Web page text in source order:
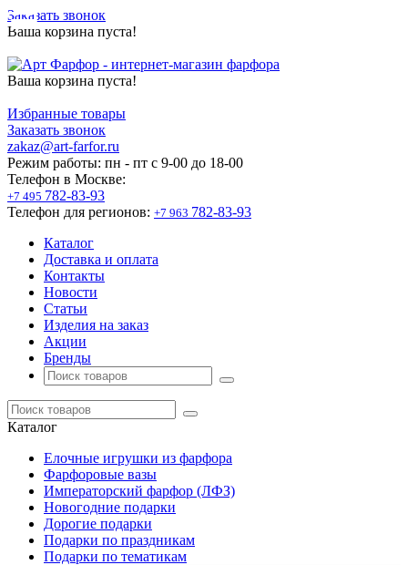
Заказать звонок
Ваша корзина пуста!
Ваша корзина пуста!
Избранные товары
Заказать звонок
zakaz@art-farfor.ru
Режим работы: пн - пт c 9-00 до 18-00
Телефон в Москве:
+7 495 782-83-93
Телефон для регионов: +7 963 782-83-93
Каталог
Доставка и оплата
Контакты
Новости
Статьи
Изделия на заказ
Акции
Бренды
Каталог
Елочные игрушки из фарфора
Фарфоровые вазы
Императорский фарфор (ЛФЗ)
Новогодние подарки
Дорогие подарки
Подарки по праздникам
Подарки по тематикам